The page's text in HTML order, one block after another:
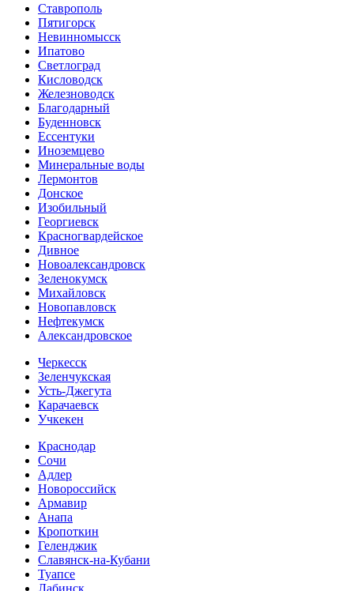
Ставрополь
Пятигорск
Невинномысск
Ипатово
Светлоград
Кисловодск
Железноводск
Благодарный
Буденновск
Ессентуки
Иноземцево
Минеральные воды
Лермонтов
Донское
Изобильный
Георгиевск
Красногвардейское
Дивное
Новоалександровск
Зеленокумск
Михайловск
Новопавловск
Нефтекумск
Александровское
Черкесск
Зеленчукская
Усть-Джегута
Карачаевск
Учкекен
Краснодар
Сочи
Адлер
Новороссийск
Армавир
Анапа
Кропоткин
Геленджик
Славянск-на-Кубани
Туапсе
Лабинск